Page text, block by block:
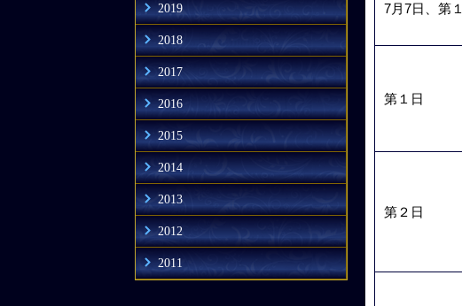
2019
2018
2017
2016
2015
2014
2013
2012
2011
7月7日、第
第１日
第２日